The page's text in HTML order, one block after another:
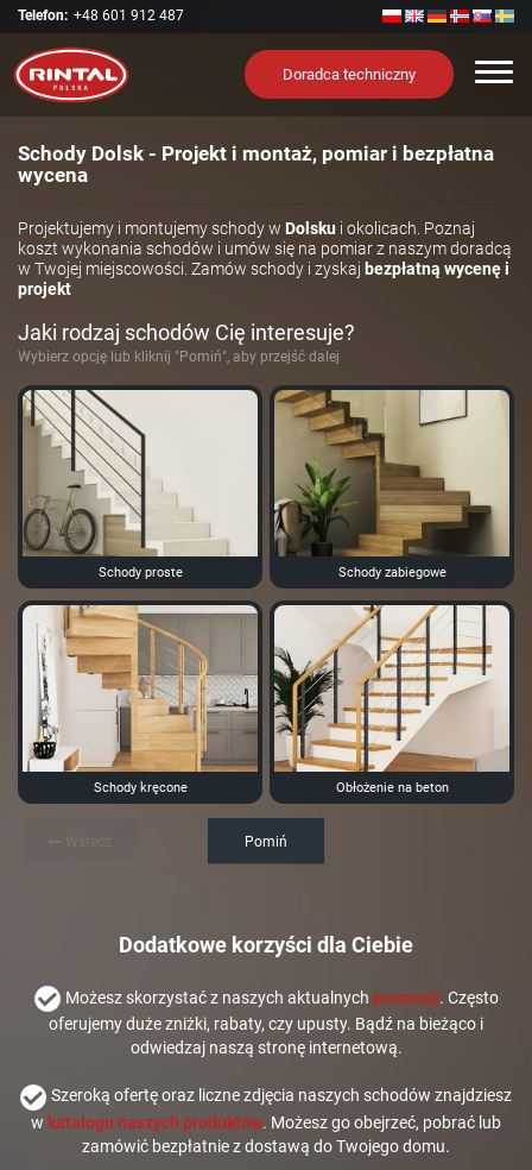
Telefon: +48 601 912 487
Doradca techniczny
Schody Dolsk - Projekt i montaż, pomiar i bezpłatna
wycena
Projektujemy i montujemy schody w Dolsku i okolicach. Poznaj
koszt wykonania schodów i umów się na pomiar z naszym doradcą
w Twojej miejscowości. Zamów schody i zyskaj bezpłatną wycenę i
projekt
Jaki rodzaj schodów Cię interesuje?
Wybierz opcję lub kliknij "Pomiń", aby przejść dalej
Schody proste Schody zabiegowe
Schody kręcone Obłożenie na beton
Pomiń
Dodatkowe korzyści dla Ciebie
Możesz skorzystać z naszych aktualnych promocji. Często
oferujemy duże zniżki, rabaty, czy upusty. Bądź na bieżąco i
odwiedzaj naszą stronę internetową.
Szeroką ofertę oraz liczne zdjęcia naszych schodów znajdziesz
w katalogu naszych produktów. Możesz go obejrzeć, pobrać lub
zamówić bezpłatnie z dostawą do Twojego domu.